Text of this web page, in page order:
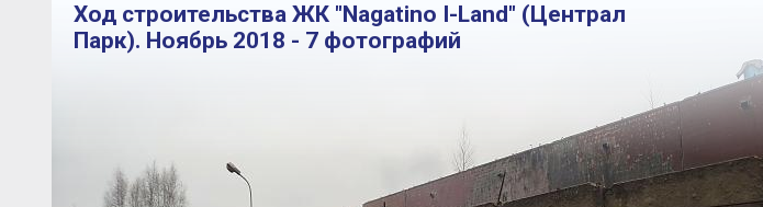
Ход строительства ЖК "Nagatino I-Land" (Централ
Парк). Ноябрь 2018 - 7 фотографий